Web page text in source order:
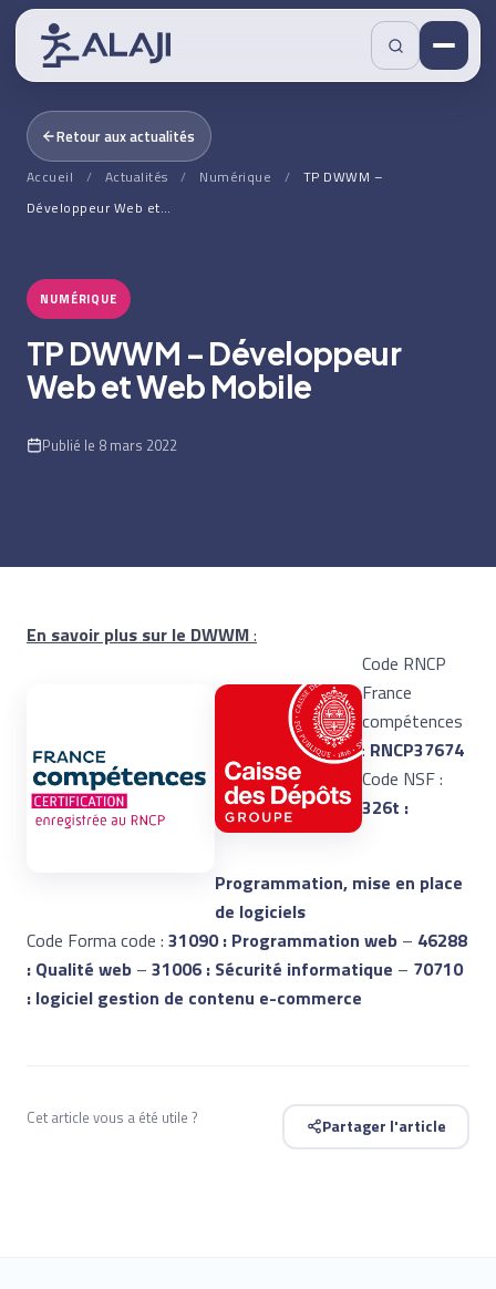
Retour aux actualités
Accueil / Actualités / Numérique /
TP DWWM –
Développeur Web et…
NUMÉRIQUE
TP DWWM – Développeur
Web et Web Mobile
Publié le 8 mars 2022
En savoir plus sur le DWWM:
Code RNCP
France
compétences
: RNCP37674
Code NSF :
326t :
Programmation, mise en place
de logiciels
Code Forma code : 31090 : Programmation web – 46288
: Qualité web – 31006 : Sécurité informatique – 70710
: logiciel gestion de contenu e-commerce
Cet article vous a été utile ? Partager l'article